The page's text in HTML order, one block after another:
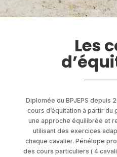
Les
Diplomée du BPJEPS depuis
cours d’équitation à partir du
une approche équilibrée et
utilisant des exercices
chaque cavalier. Pénélope
des cours particuliers ( 4